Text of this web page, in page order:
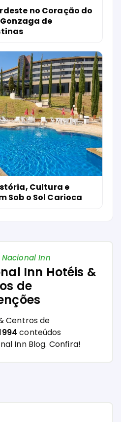
no Coração do
de
Cultura e
Sob o Sol Carioca
Inn
Inn Hotéis &
de
Centros de
conteúdos
Inn Blog. Confira!